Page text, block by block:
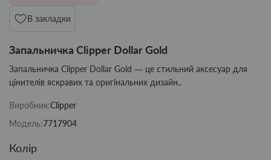
В закладки
Запальничка Clipper Dollar Gold
Запальничка Clipper Dollar Gold — це стильний аксесуар для
цінителів яскравих та оригінальних дизайн..
Виробник:Clipper
Модель:7717904
Колір